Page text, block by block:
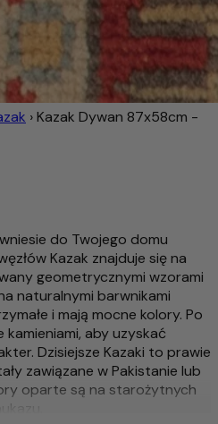
›Kazak Dywan 87x58cm -
do Twojego domu
Kazak znajduje się na
geometrycznymi wzorami
naturalnymi barwnikami
i mają mocne kolory. Po
kamieniami, aby uzyskać
Dzisiejsze Kazaki to prawie
zawiązane w Pakistanie lub
oparte są na starożytnych